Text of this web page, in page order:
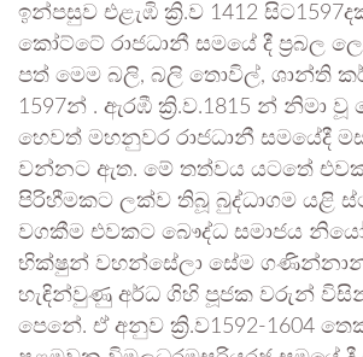
ඉන්පසුව එළැඹි ක්‍රි.ව 1412
කෝට්ටේ රාජධානී සමයේ දී ප්‍රබල
පත් මෙම බලි, බලි තොවිල්, ශාන්ති
1597න් . ඇරඹී ක්‍රි.ව.1815 න් නිමා වූ
හෙවත් මහනුවර රාජධානී සමයේදී
වන්නට ඇත. මේ තත්වය යටතේ
පිරිහීමකට ලක්ව තිබූ බුද්ධාගම යළි
වගකීම එවකට බෞද්ධ සමාජය
භික්ෂුන් වහන්සේලා සේම
හැඳින්වුණු අර්ධ ගිහි පූජක වරුන්
පෙනේ. ඒ අනුව ක්‍රි.ව1592-1604